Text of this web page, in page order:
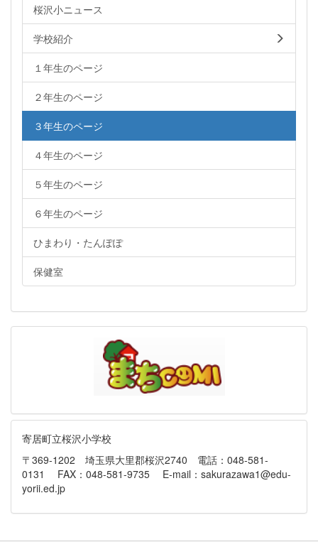
桜沢小ニュース
学校紹介
１年生のページ
２年生のページ
３年生のページ
４年生のページ
５年生のページ
６年生のページ
ひまわり・たんぽぽ
保健室
寄居町立桜沢小学校
〒369-1202 埼玉県大里郡桜沢2740 電話：048-581-
0131 FAX：048-581-9735 E-mail：sakurazawa1@edu-
yorii.ed.jp